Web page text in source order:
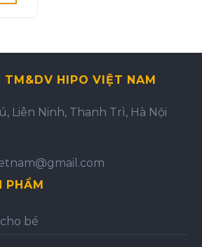
TM&DV HIPO VIỆT NAM
Liên Ninh, Thanh Trì, Hà Nội
PHẨM
bé